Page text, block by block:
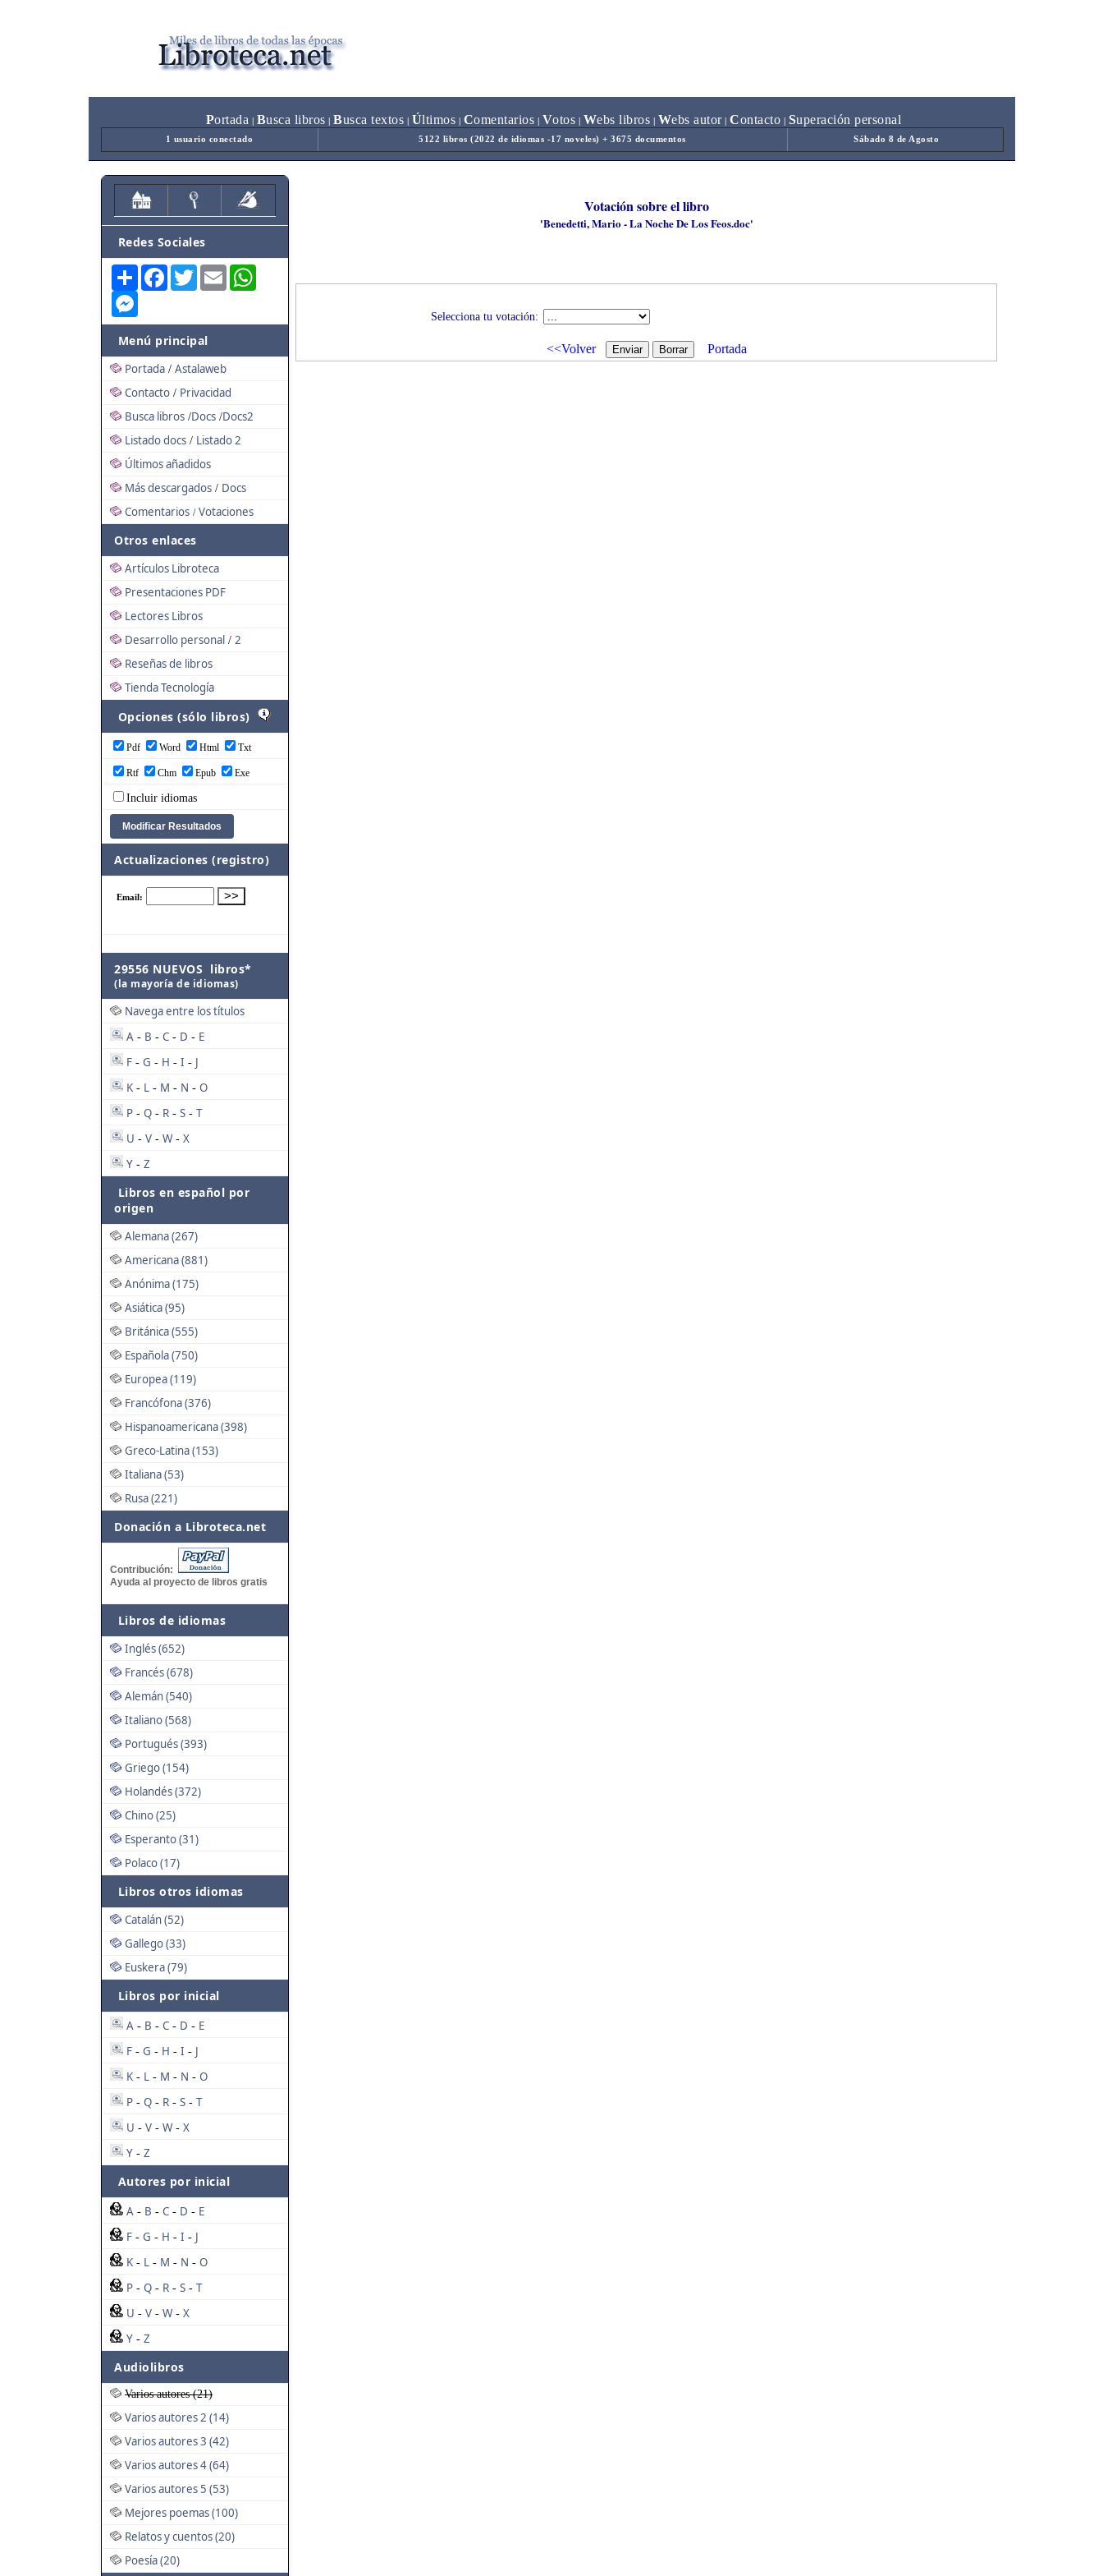
Portada Busca libros Busca textos Últimos Comentarios Votos Webs libros Webs autor| Contacto Superación personal
1 usuario conectado 5122 libros (2022 de idiomas -17 noveles) + 3675 documentos Sábado 8 de Agosto
Redes Sociales
Share FacebookTwitterEmail
Menú principal
Portada / Astalaweb
Contacto / Privacidad
Busca libros /Docs /Docs2
Listado docs / Listado 2
Últimos añadidos
Más descargados / Docs
Comentarios / Votaciones
Otros enlaces
Artículos Libroteca
Presentaciones PDF
Lectores Libros
Desarrollo personal / 2
Reseñas de libros
Tienda Tecnología
Opciones (sólo libros)
Pdf Word Html Txt
Rtf Chm Epub Exe
Incluir idiomas
Actualizaciones (registro)
29556 NUEVOS libros*
(la mayoría de idiomas)
Navega entre los títulos
A - B - C - D - E
F - G - H - I - J
K - L - M - N - O
P - Q - R - S - T
U - V - W - X
Y - Z
Libros en español por
origen
Alemana (267)
Americana (881)
Anónima (175)
Asiática (95)
Británica (555)
Española (750)
Europea (119)
Francófona (376)
Hispanoamericana (398)
Greco-Latina (153)
Italiana (53)
Rusa (221)
Donación a Libroteca.net
Contribución:
Ayuda al proyecto de libros gratis
Libros de idiomas
Inglés (652)
Francés (678)
Alemán (540)
Italiano (568)
Portugués (393)
Griego (154)
Holandés (372)
Chino (25)
Esperanto (31)
Polaco (17)
Libros otros idiomas
Catalán (52)
Gallego (33)
Euskera (79)
Libros por inicial
A - B - C - D - E
F - G - H - I - J
K - L - M - N - O
P - Q - R - S - T
U - V - W - X
Y - Z
Autores por inicial
A - B - C - D - E
F - G - H - I - J
K - L - M - N - O
P - Q - R - S - T
U - V - W - X
Y - Z
Audiolibros
Varios autores (21)
Varios autores 2 (14)
Varios autores 3 (42)
Varios autores 4 (64)
Varios autores 5 (53)
Mejores poemas (100)
Relatos y cuentos (20)
Poesía (20)
Votación sobre el libro
'Benedetti, Mario - La Noche De Los Feos.doc'
Selecciona tu votación:
<<Volver Portada